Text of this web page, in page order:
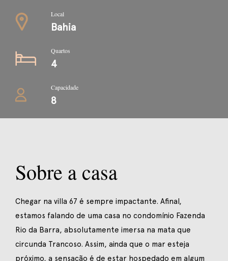
Local
Bahia
Quartos
4
Capacidade
8
Sobre a casa
Chegar na villa 67 é sempre impactante. Afinal,
estamos falando de uma casa no condomínio Fazenda
Rio da Barra, absolutamente imersa na mata que
circunda Trancoso. Assim, ainda que o mar esteja
próximo, a sensação é de estar hospedado em algum